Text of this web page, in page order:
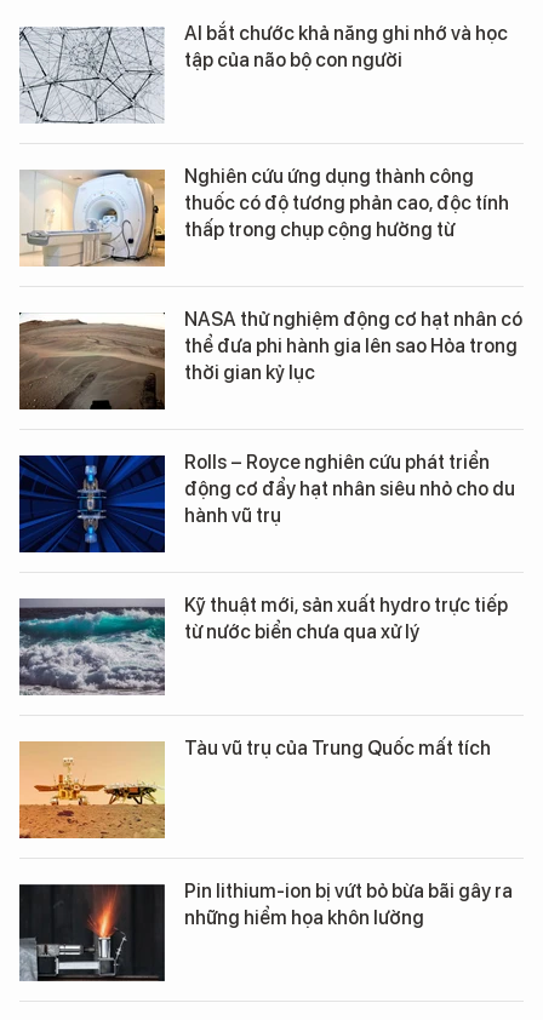
AI bắt chước khả năng ghi nhớ và học
tập của não bộ con người
Nghiên cứu ứng dụng thành công
thuốc có độ tương phản cao, độc tính
thấp trong chụp cộng hưởng từ
NASA thử nghiệm động cơ hạt nhân có
thể đưa phi hành gia lên sao Hỏa trong
thời gian kỷ lục
Rolls – Royce nghiên cứu phát triển
động cơ đẩy hạt nhân siêu nhỏ cho du
hành vũ trụ
Kỹ thuật mới, sản xuất hydro trực tiếp
từ nước biển chưa qua xử lý
Tàu vũ trụ của Trung Quốc mất tích
Pin lithium-ion bị vứt bỏ bừa bãi gây ra
những hiểm họa khôn lường